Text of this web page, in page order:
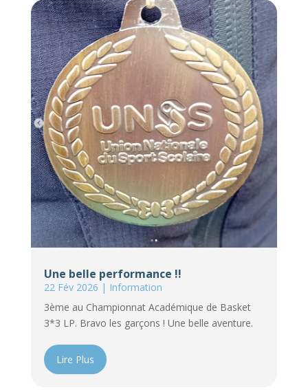
Une belle performance !!
22 Fév 2026 | Information
3ème au Championnat Académique de Basket
3*3 LP. Bravo les garçons ! Une belle aventure.
Lire Plus